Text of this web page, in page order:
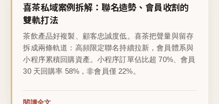
喜茶私域案例拆解：聯名造勢、會員收割的
雙軌打法
茶飲產品好複製、顧客忠誠度低。喜茶把聲量與留存
拆成兩條軌道：高頻限定聯名持續拉新，會員體系與
小程序累積回購資產。小程序訂單佔比超 70%、會員
30 天回購率 58%，非會員僅 22%。